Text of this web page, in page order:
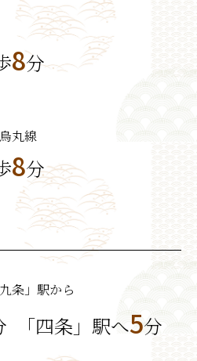
8分
丸線
8分
条」駅から
「四条」駅へ5分